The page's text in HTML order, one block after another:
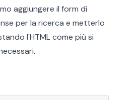
aggiungere il form di
per la ricerca e metterlo
l'HTML come più si